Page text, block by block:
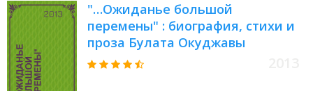
"…Ожиданье большой
перемены" : биография, стихи и
проза Булата Окуджавы